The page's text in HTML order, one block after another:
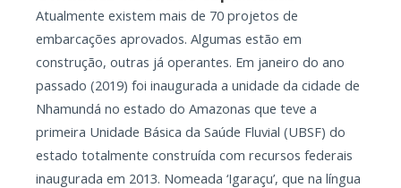
Atualmente existem mais de 70 projetos de
embarcações aprovados. Algumas estão em
construção, outras já operantes. Em janeiro do ano
passado (2019) foi inaugurada a unidade da cidade de
Nhamundá no estado do Amazonas que teve a
primeira Unidade Básica da Saúde Fluvial (UBSF) do
estado totalmente construída com recursos federais
inaugurada em 2013. Nomeada ‘Igaraçu’, que na língua